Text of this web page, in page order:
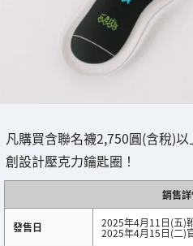
凡購買含聯名襪2,750圓(含稅)
創設計壓克力鑰匙圈！
銷售
發售日 2025年4月11日(五)
2025年4月15日(二)